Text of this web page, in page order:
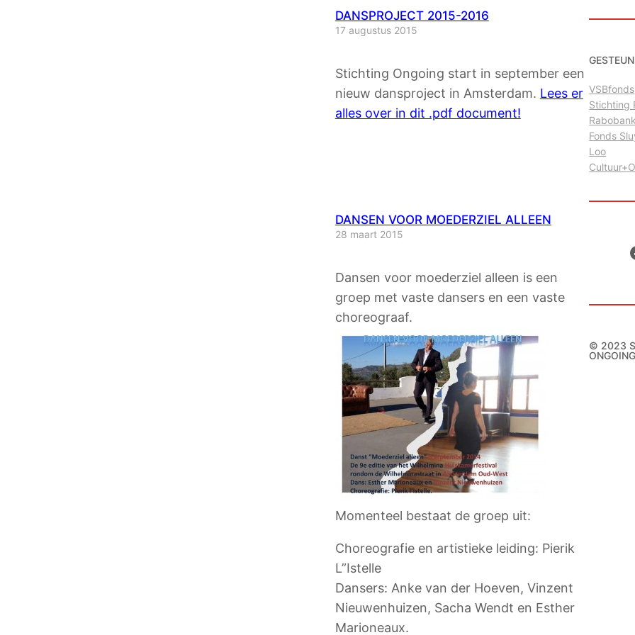
DANSPROJECT 2015-2016
17 augustus 2015
Stichting Ongoing start in september een
nieuw dansproject in Amsterdam. Lees er
alles over in dit .pdf document!
DANSEN VOOR MOEDERZIEL ALLEEN
28 maart 2015
Dansen voor moederziel alleen is een
groep met vaste dansers en een vaste
choreograaf.
Momenteel bestaat de groep uit:
Choreografie en artistieke leiding: Pierik
L”Istelle
Dansers: Anke van der Hoeven, Vinzent
Nieuwenhuizen, Sacha Wendt en Esther
Marioneaux.
VSBfonds
Stichting
Rabobank
Fonds
Loo
© 2023
ONGOING